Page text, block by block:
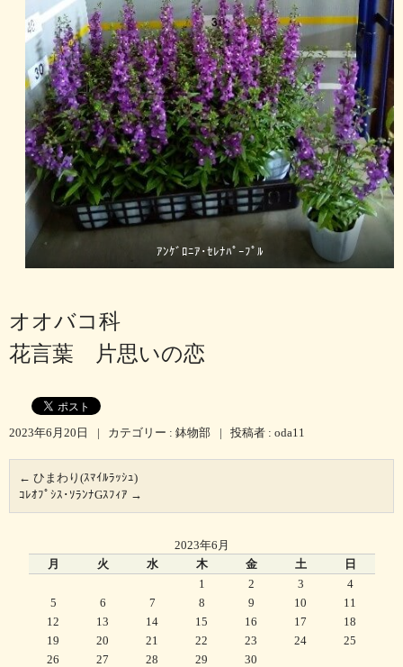
ｱﾝｹﾞﾛﾆｱ･ｾﾚﾅﾊﾟｰﾌﾟﾙ
オオバコ科
花言葉 片思いの恋
2023年6月20日 | カテゴリー : 鉢物部 | 投稿者 : oda11
← ひまわり(ｽﾏｲﾙﾗｯｼｭ)
ｺﾚｵﾌﾟｼｽ･ｿﾗﾝﾅGｽﾌｨｱ →
2023年6月
月
火 水 木 金 土 日
1 2 3
4
5
6 7 8 9 10
11
12
13 14 15 16 17
18
19
20 21 22 23 24
25
26
27 28 29 30